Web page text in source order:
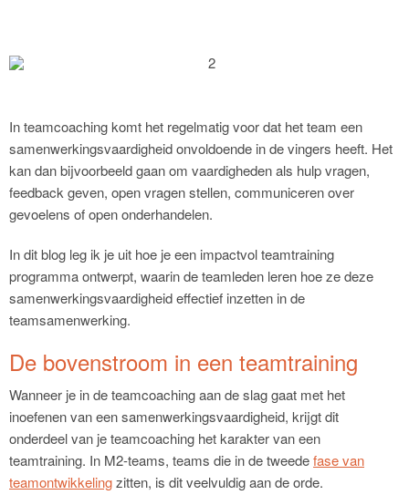
In teamcoaching komt het regelmatig voor dat het team een
samenwerkingsvaardigheid onvoldoende in de vingers heeft. Het
kan dan bijvoorbeeld gaan om vaardigheden als hulp vragen,
feedback geven, open vragen stellen, communiceren over
gevoelens of open onderhandelen.
In dit blog leg ik je uit hoe je een impactvol teamtraining
programma ontwerpt, waarin de teamleden leren hoe ze deze
samenwerkingsvaardigheid effectief inzetten in de
teamsamenwerking.
De bovenstroom in een teamtraining
Wanneer je in de teamcoaching aan de slag gaat met het
inoefenen van een samenwerkingsvaardigheid, krijgt dit
onderdeel van je teamcoaching het karakter van een
teamtraining. In M2-teams, teams die in de tweedefase van
teamontwikkelingzitten, is dit veelvuldig aan de orde.